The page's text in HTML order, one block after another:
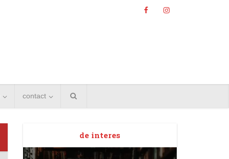
contact
de interes